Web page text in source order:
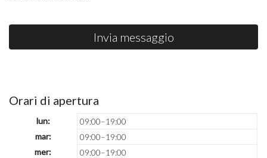
Invia messaggio
Orari di apertura
lun:
09:00–19:00
mar:
09:00–19:00
mer:
09:00–19:00